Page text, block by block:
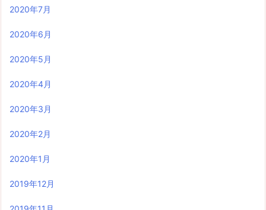
2020年7月
2020年6月
2020年5月
2020年4月
2020年3月
2020年2月
2020年1月
2019年12月